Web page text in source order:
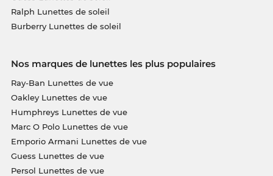
Ralph Lunettes de soleil
Burberry Lunettes de soleil
Nos marques de lunettes les plus populaires
Ray-Ban Lunettes de vue
Oakley Lunettes de vue
Humphreys Lunettes de vue
Marc O Polo Lunettes de vue
Emporio Armani Lunettes de vue
Guess Lunettes de vue
Persol Lunettes de vue